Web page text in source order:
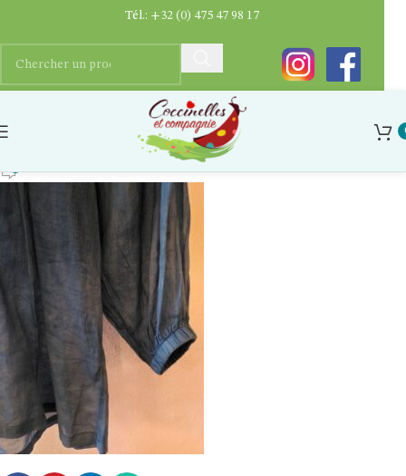
blouse-coton-bio-naturelle
Tél.: +32 (0) 475 47 98 17